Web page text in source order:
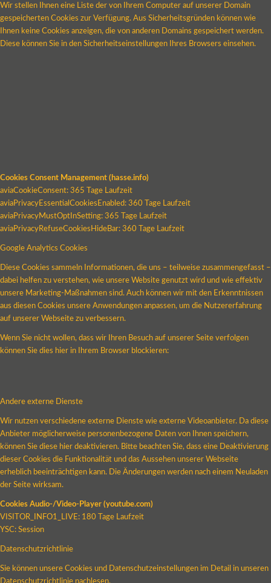
Wir stellen Ihnen eine Liste der von Ihrem Computer auf unserer Domain
gespeicherten Cookies zur Verfügung. Aus Sicherheitsgründen können wie
Ihnen keine Cookies anzeigen, die von anderen Domains gespeichert werden.
Diese können Sie in den Sicherheitseinstellungen Ihres Browsers einsehen.
Cookies Consent Management (hasse.info)
aviaCookieConsent: 365 Tage Laufzeit
aviaPrivacyEssentialCookiesEnabled: 360 Tage Laufzeit
aviaPrivacyMustOptInSetting: 365 Tage Laufzeit
aviaPrivacyRefuseCookiesHideBar: 360 Tage Laufzeit
Google Analytics Cookies
Diese Cookies sammeln Informationen, die uns – teilweise zusammengefasst –
dabei helfen zu verstehen, wie unsere Website genutzt wird und wie effektiv
unsere Marketing-Maßnahmen sind. Auch können wir mit den Erkenntnissen
aus diesen Cookies unsere Anwendungen anpassen, um die Nutzererfahrung
auf unserer Webseite zu verbessern.
Wenn Sie nicht wollen, dass wir Ihren Besuch auf unserer Seite verfolgen
können Sie dies hier in Ihrem Browser blockieren:
Andere externe Dienste
Wir nutzen verschiedene externe Dienste wie externe Videoanbieter. Da diese
Anbieter möglicherweise personenbezogene Daten von Ihnen speichern,
können Sie diese hier deaktivieren. Bitte beachten Sie, dass eine Deaktivierung
dieser Cookies die Funktionalität und das Aussehen unserer Webseite
erheblich beeinträchtigen kann. Die Änderungen werden nach einem Neuladen
der Seite wirksam.
Cookies Audio-/Video-Player (youtube.com)
VISITOR_INFO1_LIVE: 180 Tage Laufzeit
YSC: Session
Datenschutzrichtlinie
Sie können unsere Cookies und Datenschutzeinstellungen im Detail in unseren